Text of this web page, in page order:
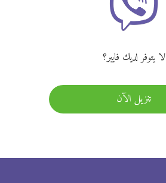
لا يتوفر لديك فايبر؟
تنزيل الآن